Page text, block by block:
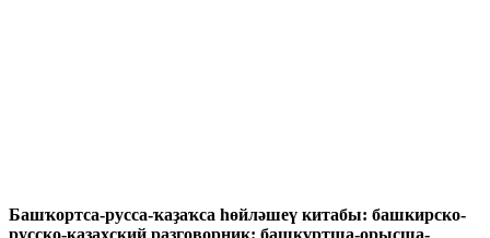
Башҡортса-русса-ҡаҙаҡса һөйләшеү китабы: башкирско-
русско-казахский разговорник: башқұртша-орысша-